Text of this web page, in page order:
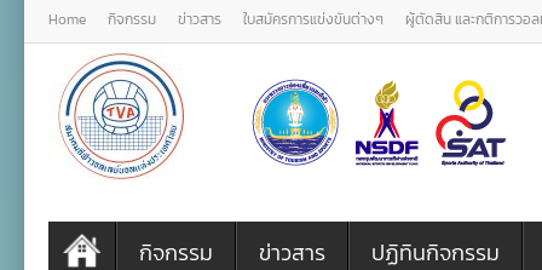
Home กิจกรรม ข่าวสาร ใบสมัครการแข่งขันต่างๆ ผู้ตัดสิน และกติการวอ
กิจกรรม ข่าวสาร ปฏิทินกิจกรรม